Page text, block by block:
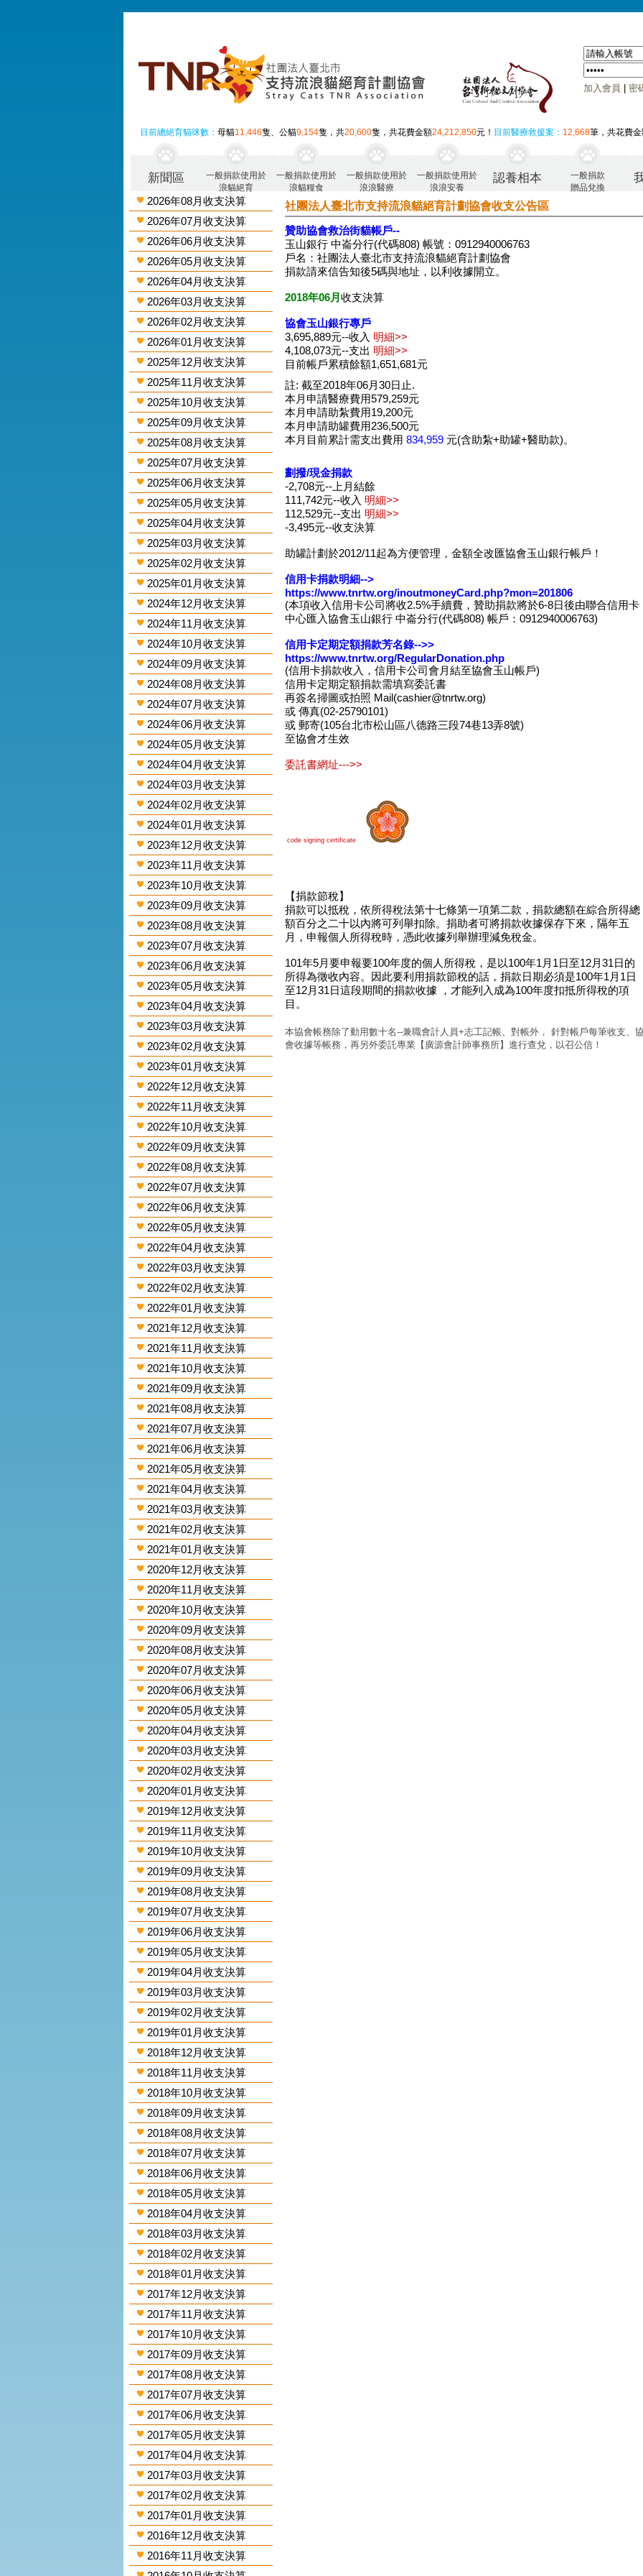
加入會員 密
目前總絕育貓咪數： 母貓11,446隻、公貓9,154隻，共20,600隻，共花費金額24,212,850元！ 目前醫療救援案： 12,668筆，共花費金
新聞區
一般捐款使用於
浪貓絕育
一般捐款使用於
浪貓糧食
一般捐款使用於
浪浪醫療
一般捐款使用於
浪浪安養
認養相本
一般捐款
贈品兌換
2026年08月收支決算
2026年07月收支決算
2026年06月收支決算
2026年05月收支決算
2026年04月收支決算
2026年03月收支決算
2026年02月收支決算
2026年01月收支決算
2025年12月收支決算
2025年11月收支決算
2025年10月收支決算
2025年09月收支決算
2025年08月收支決算
2025年07月收支決算
2025年06月收支決算
2025年05月收支決算
2025年04月收支決算
2025年03月收支決算
2025年02月收支決算
2025年01月收支決算
2024年12月收支決算
2024年11月收支決算
2024年10月收支決算
2024年09月收支決算
2024年08月收支決算
2024年07月收支決算
2024年06月收支決算
2024年05月收支決算
2024年04月收支決算
2024年03月收支決算
2024年02月收支決算
2024年01月收支決算
2023年12月收支決算
2023年11月收支決算
2023年10月收支決算
2023年09月收支決算
2023年08月收支決算
2023年07月收支決算
2023年06月收支決算
2023年05月收支決算
2023年04月收支決算
2023年03月收支決算
2023年02月收支決算
2023年01月收支決算
2022年12月收支決算
2022年11月收支決算
2022年10月收支決算
2022年09月收支決算
2022年08月收支決算
2022年07月收支決算
2022年06月收支決算
2022年05月收支決算
2022年04月收支決算
2022年03月收支決算
2022年02月收支決算
2022年01月收支決算
2021年12月收支決算
2021年11月收支決算
2021年10月收支決算
2021年09月收支決算
2021年08月收支決算
2021年07月收支決算
2021年06月收支決算
2021年05月收支決算
2021年04月收支決算
2021年03月收支決算
2021年02月收支決算
2021年01月收支決算
2020年12月收支決算
2020年11月收支決算
2020年10月收支決算
2020年09月收支決算
2020年08月收支決算
2020年07月收支決算
2020年06月收支決算
2020年05月收支決算
2020年04月收支決算
2020年03月收支決算
2020年02月收支決算
2020年01月收支決算
2019年12月收支決算
2019年11月收支決算
2019年10月收支決算
2019年09月收支決算
2019年08月收支決算
2019年07月收支決算
2019年06月收支決算
2019年05月收支決算
2019年04月收支決算
2019年03月收支決算
2019年02月收支決算
2019年01月收支決算
2018年12月收支決算
2018年11月收支決算
2018年10月收支決算
2018年09月收支決算
2018年08月收支決算
2018年07月收支決算
2018年06月收支決算
2018年05月收支決算
2018年04月收支決算
2018年03月收支決算
2018年02月收支決算
2018年01月收支決算
2017年12月收支決算
2017年11月收支決算
2017年10月收支決算
2017年09月收支決算
2017年08月收支決算
2017年07月收支決算
2017年06月收支決算
2017年05月收支決算
2017年04月收支決算
2017年03月收支決算
2017年02月收支決算
2017年01月收支決算
2016年12月收支決算
2016年11月收支決算
社團法人臺北市支持流浪貓絕育計劃協會收支公告區
贊助協會救治街貓帳戶--
玉山銀行 中崙分行(代碼808) 帳號：0912940006763
戶名：社團法人臺北市支持流浪貓絕育計劃協會
捐款請來信告知後5碼與地址，以利收據開立。
2018年06月 收支決算
協會玉山銀行專戶
3,695,889元--收入 明細>>
4,108,073元--支出 明細>>
目前帳戶累積餘額1,651,681元
註: 截至2018年06月30日止.
本月申請醫療費用579,259元
本月申請助紮費用19,200元
本月申請助罐費用236,500元
本月目前累計需支出費用 834,959元(含助紮+助罐+醫助款)。
劃撥/現金捐款
-2,708元--上月結餘
111,742元--收入 明細>>
112,529元--支出 明細>>
-3,495元--收支決算
助罐計劃於2012/11起為方便管理，金額全改匯協會玉山銀行帳戶！
信用卡捐款明細-->
https://www.tnrtw.org/inoutmoneyCard.php?mon=201806
(本項收入信用卡公司將收2.5%手續費，贊助捐款將於6-8日後由聯合信用卡
中心匯入協會玉山銀行 中崙分行(代碼808) 帳戶：0912940006763)
信用卡定期定額捐款芳名錄-->>
https://www.tnrtw.org/RegularDonation.php
(信用卡捐款收入，信用卡公司會月結至協會玉山帳戶)
信用卡定期定額捐款需填寫委託書
再簽名掃圖或拍照 Mail(cashier@tnrtw.org)
或 傳真(02-25790101)
或 郵寄(105台北市松山區八德路三段74巷13弄8號)
至協會才生效
委託書網址--->>
code signing certificate
【捐款節稅】
捐款可以抵稅，依所得稅法第十七條第一項第二款，捐款總額在綜合所得總
額百分之二十以內將可列舉扣除。捐助者可將捐款收據保存下來，隔年五
月，申報個人所得稅時，憑此收據列舉辦理減免稅金。
101年5月要申報要100年度的個人所得稅，是以100年1月1日至12月31日的
所得為徵收內容。因此要利用捐款節稅的話，捐款日期必須是100年1月1日
至12月31日這段期間的捐款收據 ，才能列入成為100年度扣抵所得稅的項
目。
本協會帳務除了動用數十名--兼職會計人員+志工記帳、對帳外， 針對帳戶每筆收支、
會收據等帳務，再另外委託專業【廣源會計師事務所】進行查兌，以召公信！